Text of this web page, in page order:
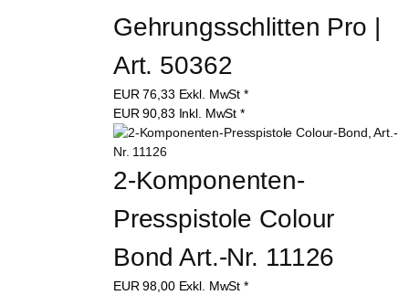
Gehrungsschlitten Pro |
Art. 50362
EUR76,33 Exkl. MwSt *
EUR90,83 Inkl. MwSt *
2-Komponenten-
Presspistole Colour
Bond Art.-Nr. 11126
EUR98,00 Exkl. MwSt *